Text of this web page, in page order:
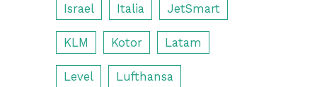
Israel Italia JetSmart
KLM Kotor Latam
Level Lufthansa